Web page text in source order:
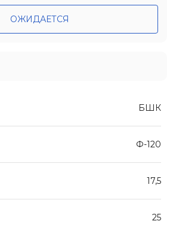
БШК
Ф-120
17,5
25
ОЖИДАЕТСЯ